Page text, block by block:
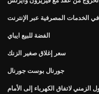
الخدمات المصرفية عبر الإنترنت
الفضة للبيع ايباي
سعر إغلاق صغير الزنك
جورنال بوست جورنال
الزمني لاتفاق الكهرباء إلى الأمام